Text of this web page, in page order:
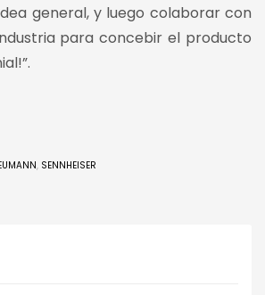
general, y luego colaborar con
para concebir el producto
, SENNHEISER